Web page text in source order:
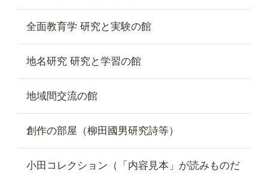
全面教育学 研究と実験の館
地名研究 研究と学習の館
地域間交流の館
創作の部屋（柳田國男研究詩等）
小田コレクション（「内容見本」が読みものだ